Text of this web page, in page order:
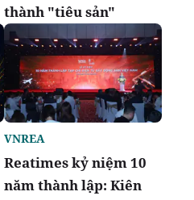
thành "tiêu sản"
Reatimes kỷ niệm 10
năm thành lập: Kiên
VNREA